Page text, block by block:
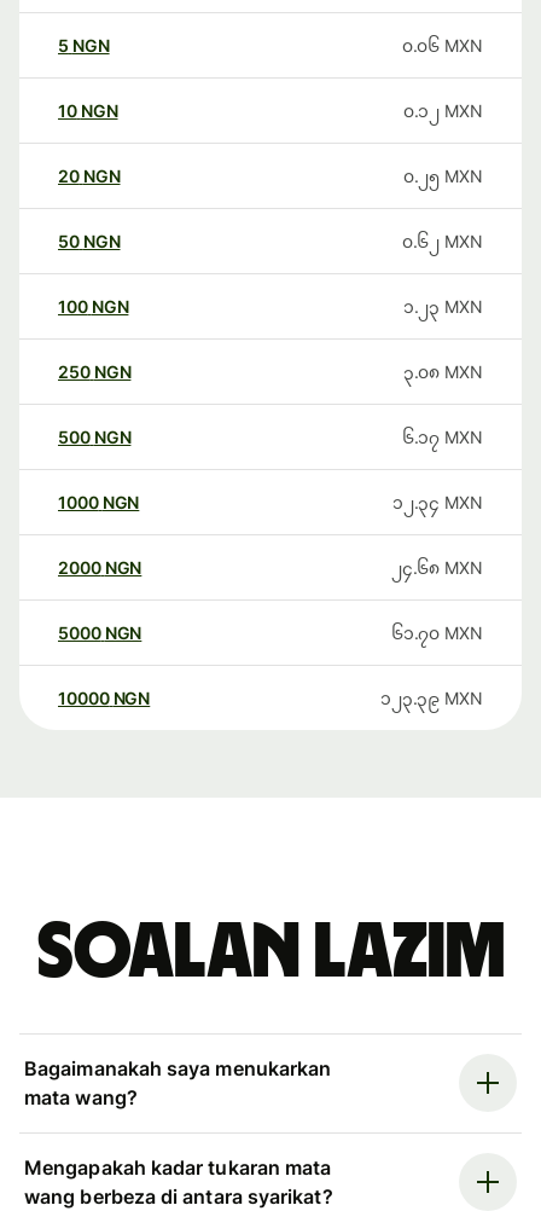
5 NGN ၀.၀၆ MXN
10 NGN ၀.၁၂ MXN
20 NGN ၀.၂၅ MXN
50 NGN ၀.၆၂ MXN
100 NGN ၁.၂၃ MXN
250 NGN ၃.၀၈ MXN
500 NGN ၆.၁၇ MXN
1000 NGN ၁၂.၃၄ MXN
2000 NGN ၂၄.၆၈ MXN
5000 NGN ၆၁.၇၀ MXN
10000 NGN ၁၂၃.၃၉ MXN
Soalan Lazim
Bagaimanakah saya menukarkan
mata wang?
Mengapakah kadar tukaran mata
wang berbeza di antara syarikat?